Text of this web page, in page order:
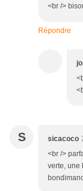
<br />
Répondre
S sicacoco
<br />
verte, une